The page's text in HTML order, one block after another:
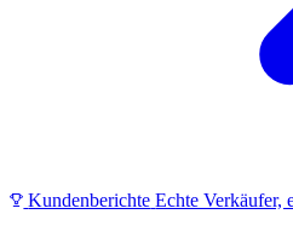
Kundenberichte Echte Verkäufer,